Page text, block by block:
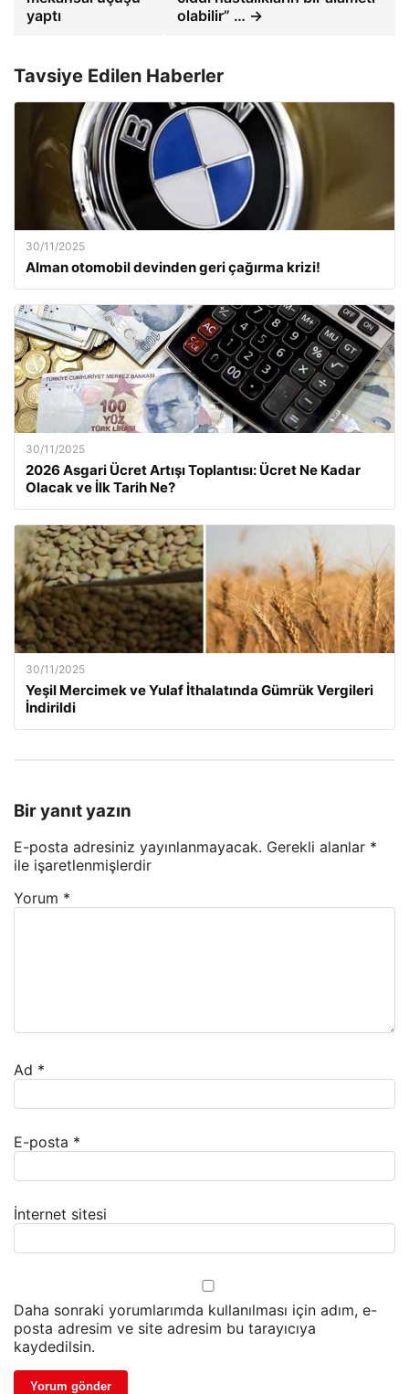
yaptı
olabilir” … →
Tavsiye Edilen Haberler
30/11/2025
Alman otomobil devinden geri çağırma krizi!
30/11/2025
2026 Asgari Ücret Artışı Toplantısı: Ücret Ne Kadar
Olacak ve İlk Tarih Ne?
30/11/2025
Yeşil Mercimek ve Yulaf İthalatında Gümrük Vergileri
İndirildi
Bir yanıt yazın
E-posta adresiniz yayınlanmayacak. Gerekli alanlar *
ile işaretlenmişlerdir
Yorum *
Ad *
E-posta *
İnternet sitesi
Daha sonraki yorumlarımda kullanılması için adım, e-
posta adresim ve site adresim bu tarayıcıya
kaydedilsin.